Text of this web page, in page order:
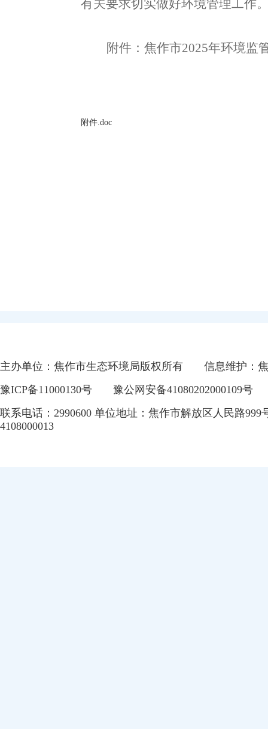
有关要求切实做好环境管理工作
附件： 焦作市2025年环境监
附件.doc
主办单位：焦作市生态环境局版权所有
信息维护：
豫ICP备11000130号
豫公网安备41080202000109号
联系电话：2990600 单位地址：焦作市解放区人民路999
4108000013